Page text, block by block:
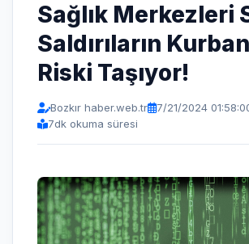
Sağlık Merkezleri
Saldırıların
Riski Taşıyor!
Bozkır haber.web.tr
7/21/2024
7dk okuma süresi